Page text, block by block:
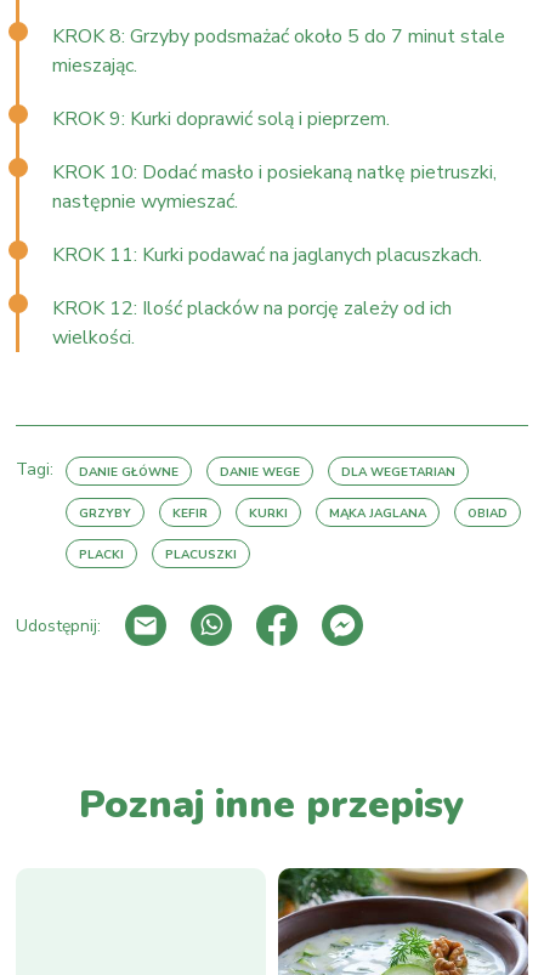
KROK 8: Grzyby podsmażać około 5 do 7 minut stale
mieszając.
KROK 9: Kurki doprawić solą i pieprzem.
KROK 10: Dodać masło i posiekaną natkę pietruszki,
następnie wymieszać.
KROK 11: Kurki podawać na jaglanych placuszkach.
KROK 12: Ilość placków na porcję zależy od ich
wielkości.
Tagi: DANIE GŁÓWNE DANIE WEGE DLA WEGETARIAN
GRZYBY KEFIR KURKI MĄKA JAGLANA OBIAD
PLACKI PLACUSZKI
Udostępnij:
Poznaj inne przepisy